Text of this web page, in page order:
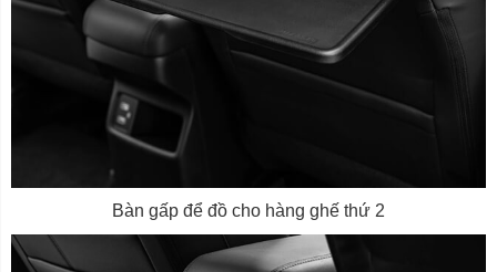
Bàn gấp để đồ cho hàng ghế thứ 2